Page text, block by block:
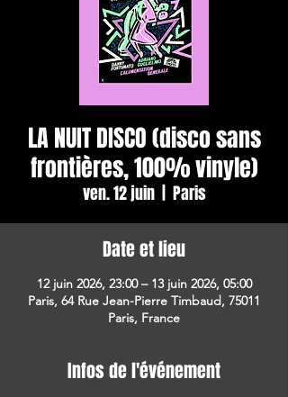
LA NUIT DISCO (disco sans
frontières, 100% vinyle)
ven. 12 juin
  |
Paris
Date et lieu
12 juin 2026, 23:00 – 13 juin 2026, 05:00
Paris, 64 Rue Jean-Pierre Timbaud, 75011
Paris, France
Infos de l'événement